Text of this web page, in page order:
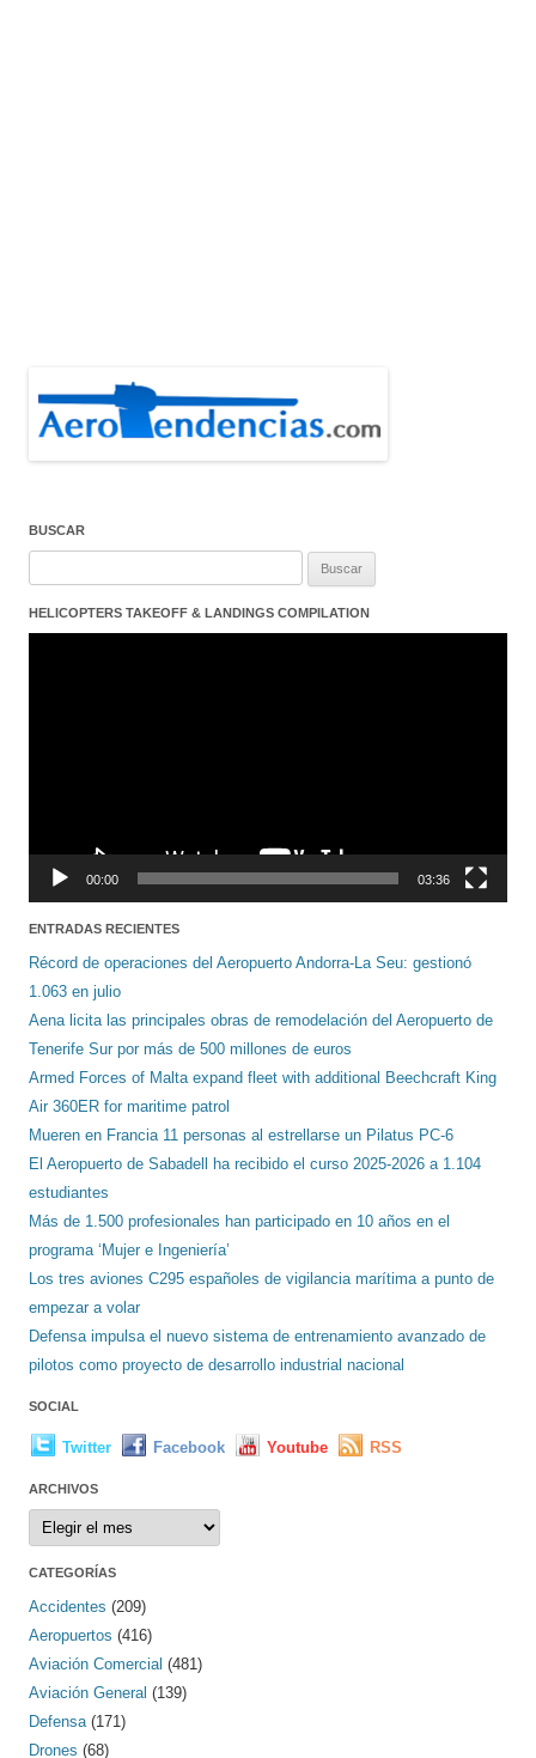
BUSCAR
HELICOPTERS TAKEOFF & LANDINGS COMPILATION
00:00 03:36
ENTRADAS RECIENTES
Récord de operaciones del Aeropuerto Andorra-La Seu: gestionó
1.063 en julio
Aena licita las principales obras de remodelación del Aeropuerto de
Tenerife Sur por más de 500 millones de euros
Armed Forces of Malta expand fleet with additional Beechcraft King
Air 360ER for maritime patrol
Mueren en Francia 11 personas al estrellarse un Pilatus PC-6
El Aeropuerto de Sabadell ha recibido el curso 2025-2026 a 1.104
estudiantes
Más de 1.500 profesionales han participado en 10 años en el
programa ‘Mujer e Ingeniería’
Los tres aviones C295 españoles de vigilancia marítima a punto de
empezar a volar
Defensa impulsa el nuevo sistema de entrenamiento avanzado de
pilotos como proyecto de desarrollo industrial nacional
SOCIAL
Twitter Facebook Youtube RSS
ARCHIVOS
Archivos
CATEGORÍAS
Accidentes (209)
Aeropuertos (416)
Aviación Comercial (481)
Aviación General (139)
Defensa(171)
Drones (68)